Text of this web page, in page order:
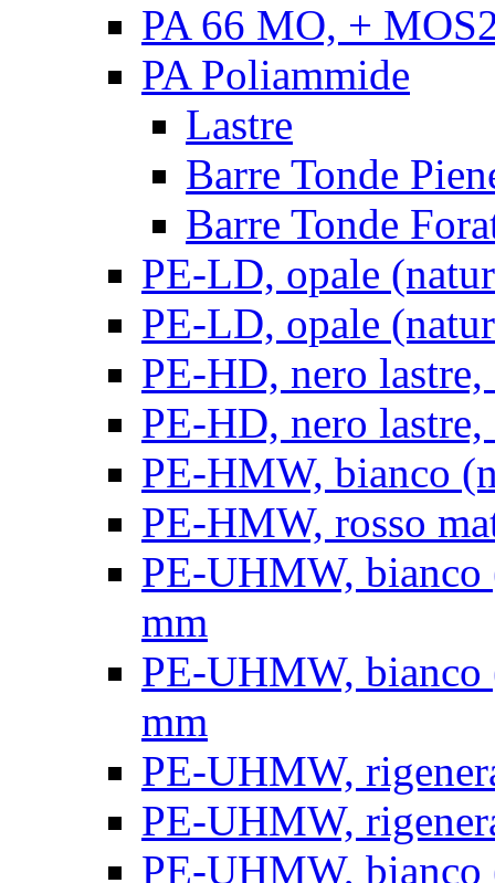
PA 66 MO, +
PA Poliammide
Lastre
Barre Tonde
Barre Tonde
PE-LD, opale
PE-LD, opale
PE-HD, nero lastre,
PE-HD, nero lastre,
PE-HMW, bianco
PE-HMW, rosso
PE-UHMW, bianco
mm
PE-UHMW, bianco
mm
PE-UHMW,
PE-UHMW,
PE-UHMW,